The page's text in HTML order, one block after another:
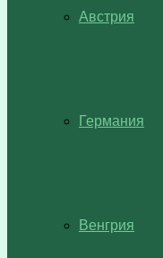
Австрия
Германия
Венгрия